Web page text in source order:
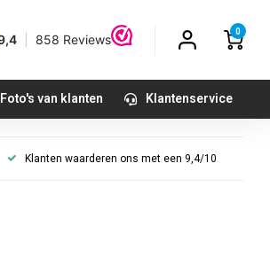
0
Foto's van klanten Klantenservice
Klanten waarderen ons met een 9,4/10